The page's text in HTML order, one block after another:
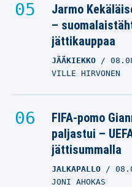
Jarmo
–
jättikauppaa
JÄÄKIEKKO
VILLE HIRVONEN
FIFA-pomo
paljastui –
jättisummalla
JALKAPALLO
JONI AHOKAS